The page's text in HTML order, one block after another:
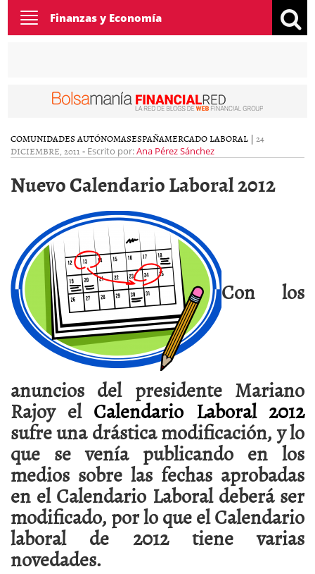
Toggle
navigation
Finanzas y Economía
COMUNIDADES AUTÓNOMASESPAÑAMERCADO LABORAL | 24
DICIEMBRE, 2011 - Escrito por:Ana Pérez Sánchez
Nuevo Calendario Laboral 2012
Con los
anuncios del presidente Mariano
Rajoy el Calendario Laboral 2012
sufre una drástica modificación, y lo
que se venía publicando en los
medios sobre las fechas aprobadas
en el Calendario Laboral deberá ser
modificado, por lo que el Calendario
laboral de 2012 tiene varias
novedades.